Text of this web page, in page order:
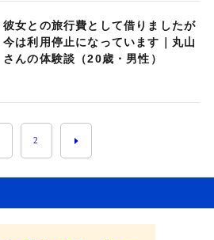
彼女との旅行費として借りましたが
今は利用停止になっています｜丸山
さんの体験談（20歳・男性）
2